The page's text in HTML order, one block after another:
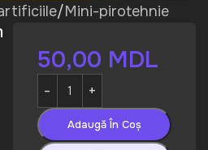
/Mini-pirotehnie
50,00 MDL
Adaugă În Coș